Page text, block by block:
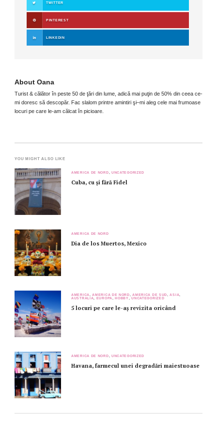
TWITTER
PINTEREST
LINKEDIN
About Oana
Turist & călător în peste 50 de ţări din lume, adică mai puţin de 50% din ceea ce-
mi doresc să descopăr. Fac slalom printre amintiri şi–mi aleg cele mai frumoase
locuri pe care le-am călcat în picioare.
YOU MIGHT ALSO LIKE
AMERICA DE NORD UNCATEGORIZED
Cuba, cu și fără Fidel
AMERICA DE NORD
Dia de los Muertos, Mexico
AMERICA ,AMERICA DE NORD ,AMERICA DE SUD ,ASIA
AUSTRALIA
EUROPA ,HOBBY ,UNCATEGORIZED
5 locuri pe care le-aș revizita oricând
AMERICA DE NORD UNCATEGORIZED
Havana, farmecul unei degradări maiestuoase